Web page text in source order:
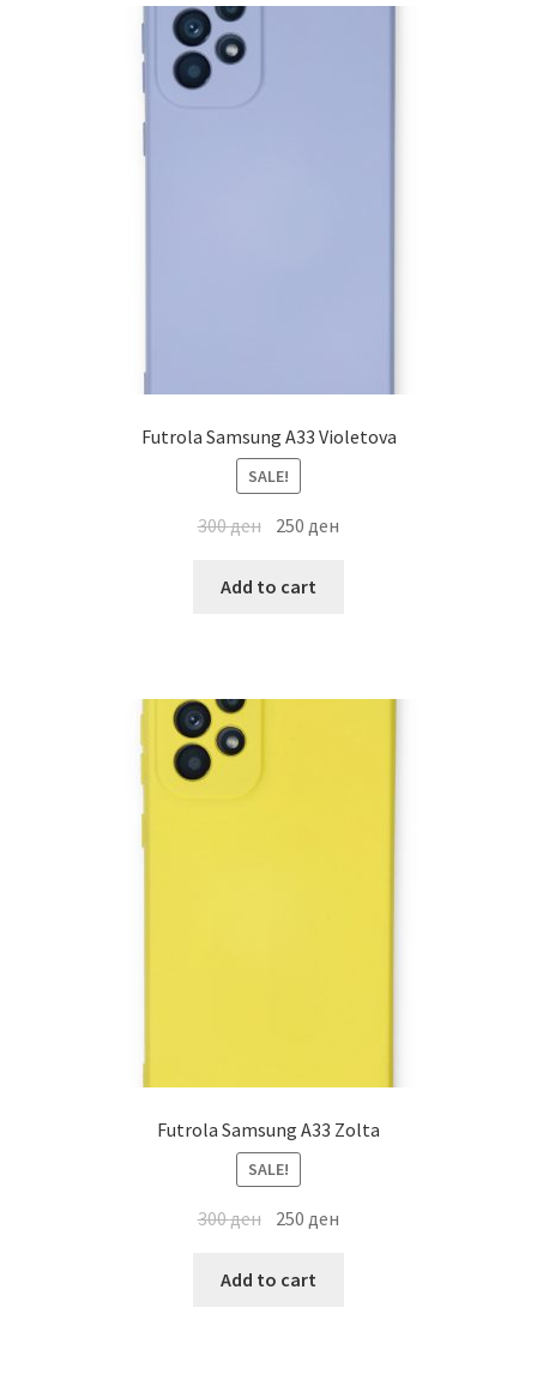
Futrola Samsung A33 Violetova
SALE!
300ден 250 ден
Add to cart
Futrola Samsung A33 Zolta
SALE!
300ден 250ден
Add to cart